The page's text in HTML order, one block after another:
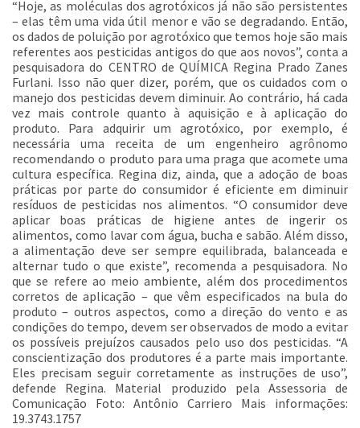
“Hoje, as moléculas dos agrotóxicos já não são persistentes
– elas têm uma vida útil menor e vão se degradando. Então,
os dados de poluição por agrotóxico que temos hoje são mais
referentes aos pesticidas antigos do que aos novos”, conta a
pesquisadora do CENTRO de QUÍMICA Regina Prado Zanes
Furlani. Isso não quer dizer, porém, que os cuidados com o
manejo dos pesticidas devem diminuir. Ao contrário, há cada
vez mais controle quanto à aquisição e à aplicação do
produto. Para adquirir um agrotóxico, por exemplo, é
necessária uma receita de um engenheiro agrônomo
recomendando o produto para uma praga que acomete uma
cultura específica. Regina diz, ainda, que a adoção de boas
práticas por parte do consumidor é eficiente em diminuir
resíduos de pesticidas nos alimentos. “O consumidor deve
aplicar boas práticas de higiene antes de ingerir os
alimentos, como lavar com água, bucha e sabão. Além disso,
a alimentação deve ser sempre equilibrada, balanceada e
alternar tudo o que existe”, recomenda a pesquisadora. No
que se refere ao meio ambiente, além dos procedimentos
corretos de aplicação – que vêm especificados na bula do
produto – outros aspectos, como a direção do vento e as
condições do tempo, devem ser observados de modo a evitar
os possíveis prejuízos causados pelo uso dos pesticidas. “A
conscientização dos produtores é a parte mais importante.
Eles precisam seguir corretamente as instruções de uso”,
defende Regina. Material produzido pela Assessoria de
Comunicação Foto: Antônio Carriero Mais informações:
19.3743.1757